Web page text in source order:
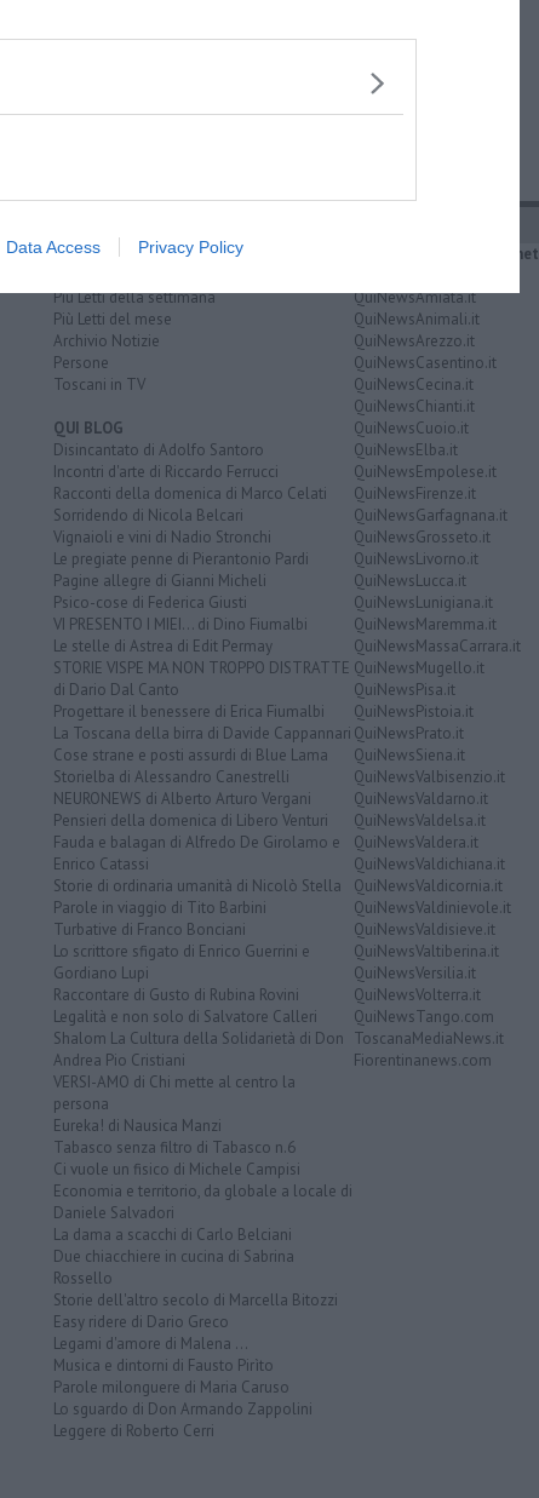
Data Access Privacy Policy
RUBRICHE
Più Letti della settimana
Più Letti del mese
Archivio Notizie
Persone
Toscani in TV
QUI BLOG
Disincantato di Adolfo Santoro
Incontri d'arte di Riccardo Ferrucci
Racconti della domenica di Marco Celati
Sorridendo di Nicola Belcari
Vignaioli e vini di Nadio Stronchi
Le pregiate penne di Pierantonio Pardi
Pagine allegre di Gianni Micheli
Psico-cose di Federica Giusti
VI PRESENTO I MIEI... di Dino Fiumalbi
Le stelle di Astrea di Edit Permay
STORIE VISPE MA NON TROPPO DISTRATTE
di Dario Dal Canto
Progettare il benessere di Erica Fiumalbi
La Toscana della birra di Davide Cappannari
Cose strane e posti assurdi di Blue Lama
Storielba di Alessandro Canestrelli
NEURONEWS di Alberto Arturo Vergani
Pensieri della domenica di Libero Venturi
Fauda e balagan di Alfredo De Girolamo e
Enrico Catassi
Storie di ordinaria umanità di Nicolò Stella
Parole in viaggio di Tito Barbini
Turbative di Franco Bonciani
Lo scrittore sfigato di Enrico Guerrini e
Gordiano Lupi
Raccontare di Gusto di Rubina Rovini
Legalità e non solo di Salvatore Calleri
Shalom La Cultura della Solidarietà di Don
Andrea Pio Cristiani
VERSI-AMO di Chi mette al centro la
persona
Eureka! di Nausica Manzi
Tabasco senza filtro di Tabasco n.6
Ci vuole un fisico di Michele Campisi
Economia e territorio, da globale a locale di
Daniele Salvadori
La dama a scacchi di Carlo Belciani
Due chiacchiere in cucina di Sabrina
Rossello
Storie dell'altro secolo di Marcella Bitozzi
Easy ridere di Dario Greco
Legami d'amore di Malena ...
Musica e dintorni di Fausto Pirìto
Parole milonguere di Maria Caruso
Lo sguardo di Don Armando Zappolini
Leggere di Roberto Cerri
IL NETWORK QuiNews.net
QuiNewsAmiata.it
QuiNewsAnimali.it
QuiNewsArezzo.it
QuiNewsCasentino.it
QuiNewsCecina.it
QuiNewsChianti.it
QuiNewsCuoio.it
QuiNewsElba.it
QuiNewsEmpolese.it
QuiNewsFirenze.it
QuiNewsGarfagnana.it
QuiNewsGrosseto.it
QuiNewsLivorno.it
QuiNewsLucca.it
QuiNewsLunigiana.it
QuiNewsMaremma.it
QuiNewsMassaCarrara.it
QuiNewsMugello.it
QuiNewsPisa.it
QuiNewsPistoia.it
QuiNewsPrato.it
QuiNewsSiena.it
QuiNewsValbisenzio.it
QuiNewsValdarno.it
QuiNewsValdelsa.it
QuiNewsValdera.it
QuiNewsValdichiana.it
QuiNewsValdicornia.it
QuiNewsValdinievole.it
QuiNewsValdisieve.it
QuiNewsValtiberina.it
QuiNewsVersilia.it
QuiNewsVolterra.it
QuiNewsTango.com
ToscanaMediaNews.it
Fiorentinanews.com